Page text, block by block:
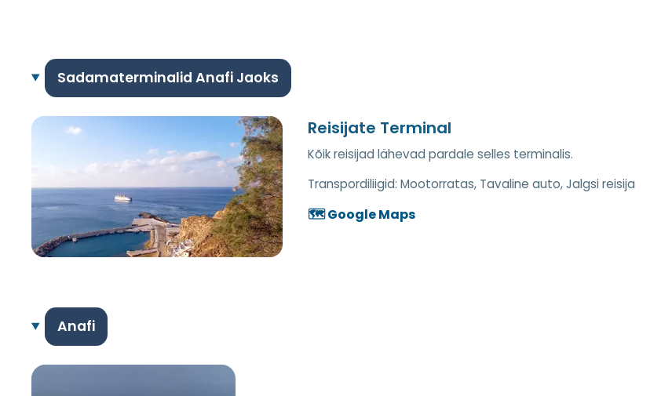
Sadamaterminalid Anafi Jaoks
Reisijate Terminal
Kõik reisijad lähevad pardale selles terminalis.
Transpordiliigid: Mootorratas, Tavaline auto, Jalgsi reisija
🗺️ Google Maps
Anafi